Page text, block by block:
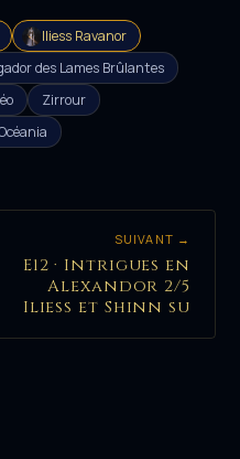
Iliess Ravanor
des Lames Brûlantes
Zirrour
SUIVANT →
E12 · Intrigues en
Alexandor 2/5
Iliess et Shinn su